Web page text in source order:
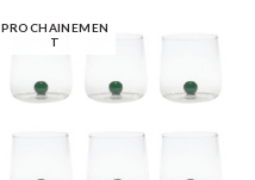
PROCHAINEMEN
T